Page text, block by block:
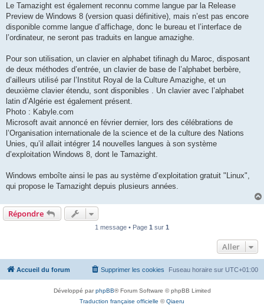
Le Tamazight est également reconnu comme langue par la Release
Preview de Windows 8 (version quasi définitive), mais n’est pas encore
disponible comme langue d’affichage, donc le bureau et l’interface de
l’ordinateur, ne seront pas traduits en langue amazighe.
Pour son utilisation, un clavier en alphabet tifinagh du Maroc, disposant
de deux méthodes d’entrée, un clavier de base de l’alphabet berbère,
d’ailleurs utilisé par l’Institut Royal de la Culture Amazighe, et un
deuxième clavier étendu, sont disponibles . Un clavier avec l’alphabet
latin d’Algérie est également présent.
Photo : Kabyle.com
Microsoft avait annoncé en février dernier, lors des célébrations de
l’Organisation internationale de la science et de la culture des Nations
Unies, qu’il allait intégrer 14 nouvelles langues à son système
d’exploitation Windows 8, dont le Tamazight.
Windows emboîte ainsi le pas au système d’exploitation gratuit "Linux",
qui propose le Tamazight depuis plusieurs années.
Répondre
1 message • Page 1 sur 1
Aller
Accueil du forum Fuseau horaire sur UTC+01:00
Supprimer les cookies
Développé parphpBB® Forum Software © phpBB Limited
Traduction française officielle ©Qiaeru